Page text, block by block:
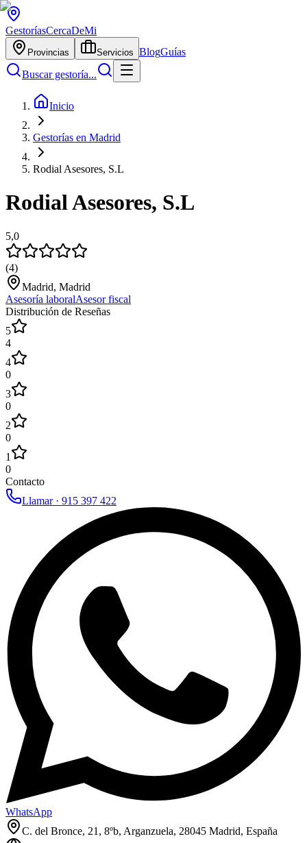
GestoríasCercaDeMi
Provincias Servicios BlogGuías
Buscar gestoría...
Inicio
Gestorías en Madrid
Rodial Asesores, S.L
Rodial Asesores, S.L
5,0
(4)
Madrid, Madrid
Asesoría laboralAsesor fiscal
Distribución de Reseñas
5
4
4
0
3
0
2
0
1
0
Contacto
Llamar · 915 397 422
WhatsApp
C. del Bronce, 21, 8ºb, Arganzuela, 28045 Madrid, España